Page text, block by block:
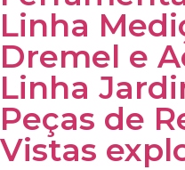
Linha
Dremel e
Linha
Peças de
Vistas